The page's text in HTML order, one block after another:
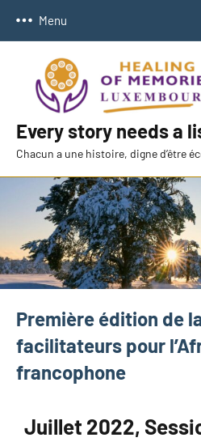
Menu
Every story needs a
Chacun a une histoire, digne d’être
Première édition de
facilitateurs pour
francophone
Juillet 2022,